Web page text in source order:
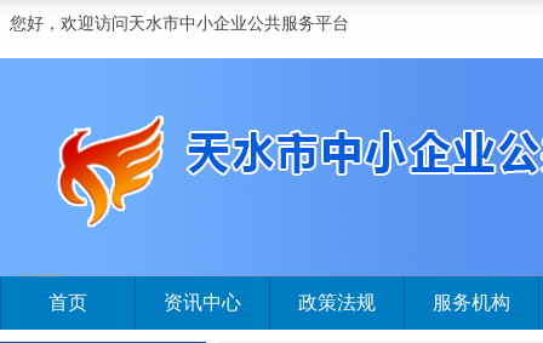
您好，欢迎访问天水市中小企业公共服务平台
首页 资讯中心 政策法规 服务机构